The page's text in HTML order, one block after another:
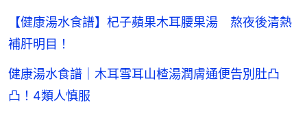
【健康湯水食譜】杞子蘋果木耳腰果湯 熬夜後清熱
補肝明目！
健康湯水食譜｜木耳雪耳山楂湯潤膚通便告別肚凸
凸！4類人慎服